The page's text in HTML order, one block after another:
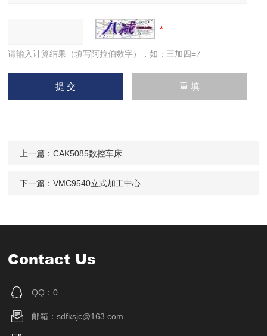
请输入计算结果（填写阿拉伯数字），如：三加四=7
上一篇：CAK5085数控车床
下一篇：VMC9540立式加工中心
Contact Us
QQ：0
邮箱：sdfksjc@163.com